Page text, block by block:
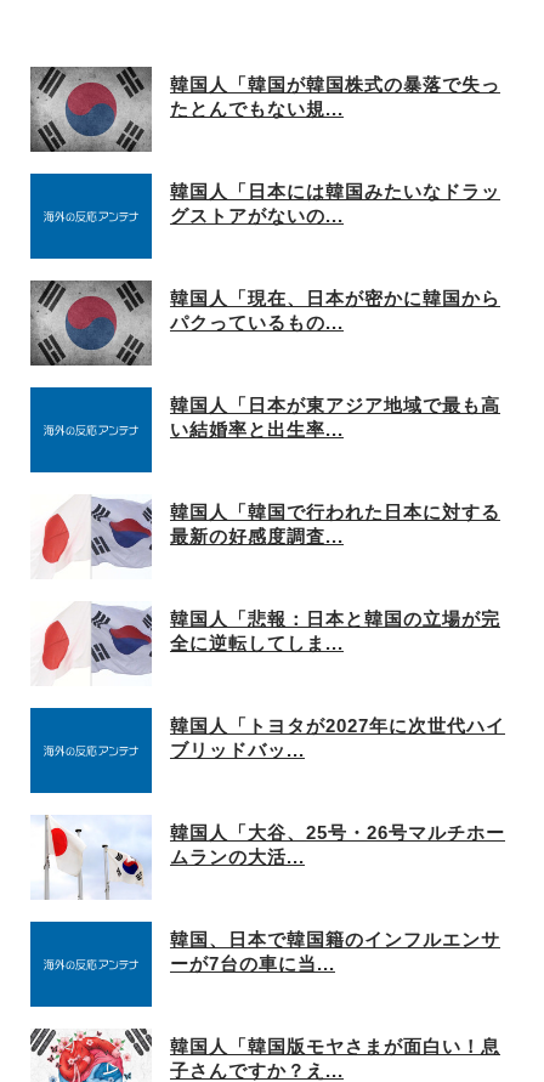
韓国人「韓国が韓国株式の暴落で失っ
たとんでもない規...
韓国人「日本には韓国みたいなドラッ
グストアがないの...
韓国人「現在、日本が密かに韓国から
パクっているもの...
韓国人「日本が東アジア地域で最も高
い結婚率と出生率...
韓国人「韓国で行われた日本に対する
最新の好感度調査...
韓国人「悲報：日本と韓国の立場が完
全に逆転してしま...
韓国人「トヨタが2027年に次世代ハイ
ブリッドバッ...
韓国人「大谷、25号・26号マルチホー
ムランの大活...
韓国、日本で韓国籍のインフルエンサ
ーが7台の車に当...
韓国人「韓国版モヤさまが面白い！息
子さんですか？え...